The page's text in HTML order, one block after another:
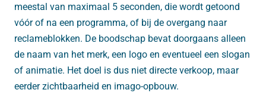
meestal van maximaal 5 seconden, die wordt getoond
vóór of na een programma, of bij de overgang naar
reclameblokken. De boodschap bevat doorgaans alleen
de naam van het merk, een logo en eventueel een slogan
of animatie. Het doel is dus niet directe verkoop, maar
eerder zichtbaarheid en imago-opbouw.